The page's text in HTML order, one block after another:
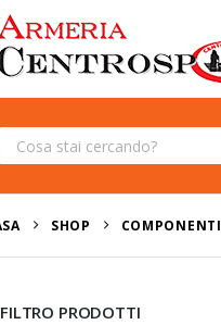
SHOP COMPONENTI
FILTRO PRODOTTI